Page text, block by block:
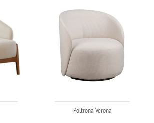
Poltrona Verona